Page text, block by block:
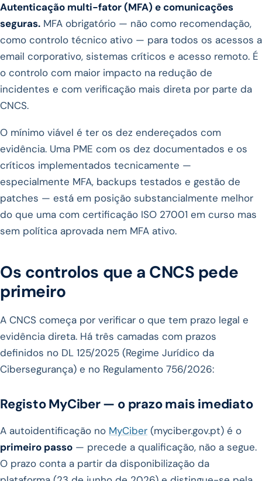
Autenticação multi-fator (MFA) e comunicações
seguras. MFA obrigatório — não como recomendação,
como controlo técnico ativo — para todos os acessos a
email corporativo, sistemas críticos e acesso remoto. É
o controlo com maior impacto na redução de
incidentes e com verificação mais direta por parte da
CNCS.
O mínimo viável é ter os dez endereçados com
evidência. Uma PME com os dez documentados e os
críticos implementados tecnicamente —
especialmente MFA, backups testados e gestão de
patches — está em posição substancialmente melhor
do que uma com certificação ISO 27001 em curso mas
sem política aprovada nem MFA ativo.
Os controlos que a CNCS pede
primeiro
A CNCS começa por verificar o que tem prazo legal e
evidência direta. Há três camadas com prazos
definidos no DL 125/2025 (Regime Jurídico da
Cibersegurança) e no Regulamento 756/2026:
Registo MyCiber — o prazo mais imediato
A autoidentificação no MyCiber (myciber.gov.pt) é o
primeiro passo — precede a qualificação, não a segue.
O prazo conta a partir da disponibilização da